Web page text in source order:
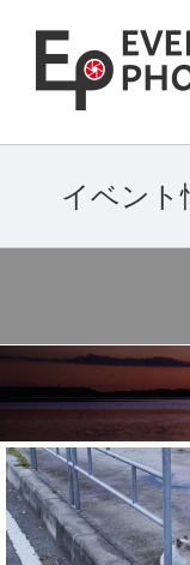
イベント